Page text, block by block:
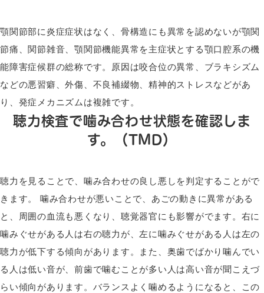
顎関節部に炎症症状はなく、骨構造にも異常を認めないが顎関
節痛、関節雑音、顎関節機能異常を主症状とする顎口腔系の機
能障害症候群の総称です。原因は咬合位の異常、ブラキシズム
などの悪習癖、外傷、不良補綴物、精神的ストレスなどがあ
り、発症メカニズムは複雑です。
聴力検査で噛み合わせ状態を確認しま
す。（TMD）
聴力を見ることで、噛み合わせの良し悪しを判定することがで
きます。 噛み合わせが悪いことで、あごの動きに異常がある
と、周囲の血流も悪くなり、聴覚器官にも影響がでます。右に
噛みぐせがある人は右の聴力が、左に噛みぐせがある人は左の
聴力が低下する傾向があります。また、奥歯でばかり噛んでい
る人は低い音が、前歯で噛むことが多い人は高い音が聞こえづ
らい傾向があります。バランスよく噛めるようになると、この